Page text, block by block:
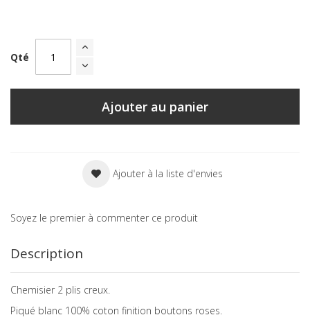
Qté
Ajouter au panier
Ajouter à la liste d'envies
Soyez le premier à commenter ce produit
Description
Chemisier 2 plis creux.
Piqué blanc 100% coton finition boutons roses.